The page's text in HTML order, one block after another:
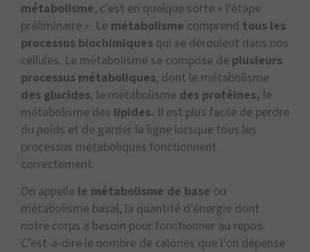
métabolisme, c’est en quelque sorte « l’étape
préliminaire ». Le métabolisme comprend tous les
processus biochimiques qui se déroulent dans nos
cellules. Le métabolisme se compose de plusieurs
processus métaboliques, dont le métabolisme
des glucides, le métabolisme des protéines, le
métabolisme des lipides. Il est plus facile de perdre
du poids et de garder la ligne lorsque tous les
processus métaboliques fonctionnent
correctement.
On appelle le métabolisme de base ou
métabolisme basal, la quantité d’énergie dont
notre corps a besoin pour fonctionner au repos.
C’est-à-dire le nombre de calories que l’on dépense